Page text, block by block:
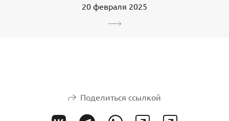
20 февраля 2025
Поделиться ссылкой